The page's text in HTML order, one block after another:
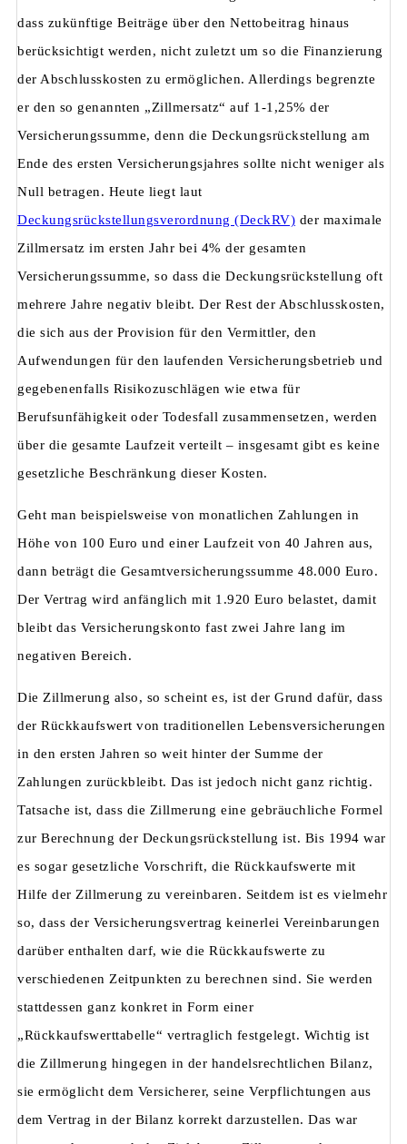
dass zukünftige Beiträge über den Nettobeitrag hinaus
berücksichtigt werden, nicht zuletzt um so die Finanzierung
der Abschlusskosten zu ermöglichen. Allerdings begrenzte
er den so genannten „Zillmersatz“ auf 1-1,25% der
Versicherungssumme, denn die Deckungsrückstellung am
Ende des ersten Versicherungsjahres sollte nicht weniger als
Null betragen. Heute liegt laut
Deckungsrückstellungsverordnung (DeckRV) der maximale
Zillmersatz im ersten Jahr bei 4% der gesamten
Versicherungssumme, so dass die Deckungsrückstellung oft
mehrere Jahre negativ bleibt. Der Rest der Abschlusskosten,
die sich aus der Provision für den Vermittler, den
Aufwendungen für den laufenden Versicherungsbetrieb und
gegebenenfalls Risikozuschlägen wie etwa für
Berufsunfähigkeit oder Todesfall zusammensetzen, werden
über die gesamte Laufzeit verteilt – insgesamt gibt es keine
gesetzliche Beschränkung dieser Kosten.
Geht man beispielsweise von monatlichen Zahlungen in
Höhe von 100 Euro und einer Laufzeit von 40 Jahren aus,
dann beträgt die Gesamtversicherungssumme 48.000 Euro.
Der Vertrag wird anfänglich mit 1.920 Euro belastet, damit
bleibt das Versicherungskonto fast zwei Jahre lang im
negativen Bereich.
Die Zillmerung also, so scheint es, ist der Grund dafür, dass
der Rückkaufswert von traditionellen Lebensversicherungen
in den ersten Jahren so weit hinter der Summe der
Zahlungen zurückbleibt. Das ist jedoch nicht ganz richtig.
Tatsache ist, dass die Zillmerung eine gebräuchliche Formel
zur Berechnung der Deckungsrückstellung ist. Bis 1994 war
es sogar gesetzliche Vorschrift, die Rückkaufswerte mit
Hilfe der Zillmerung zu vereinbaren. Seitdem ist es vielmehr
so, dass der Versicherungsvertrag keinerlei Vereinbarungen
darüber enthalten darf, wie die Rückkaufswerte zu
verschiedenen Zeitpunkten zu berechnen sind. Sie werden
stattdessen ganz konkret in Form einer
„Rückkaufswerttabelle“ vertraglich festgelegt. Wichtig ist
die Zillmerung hingegen in der handelsrechtlichen Bilanz,
sie ermöglicht dem Versicherer, seine Verpflichtungen aus
dem Vertrag in der Bilanz korrekt darzustellen. Das war